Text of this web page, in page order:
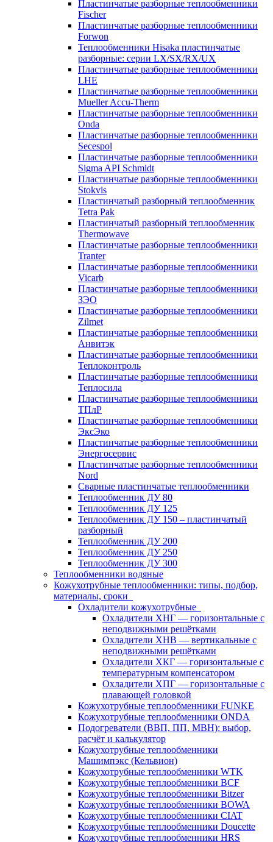
Пластинчатые разборные теплообменники
Fischer
Пластинчатые разборные теплообменники
Forwon
Теплообменники Hisaka пластинчатые
разборные: серии LX/SX/RX/UX
Пластинчатые разборные теплообменники
LHE
Пластинчатые разборные теплообменники
Mueller Accu-Therm
Пластинчатые разборные теплообменники
Onda
Пластинчатые разборные теплообменники
Secespol
Пластинчатые разборные теплообменники
Sigma API Schmidt
Пластинчатые разборные теплообменники
Stokvis
Пластинчатый разборный теплообменник
Tetra Pak
Пластинчатый разборный теплообменник
Thermowave
Пластинчатые разборные теплообменники
Tranter
Пластинчатые разборные теплообменники
Vicarb
Пластинчатые разборные теплообменники
ЗЭО
Пластинчатые разборные теплообменники
Zilmet
Пластинчатые разборные теплообменники
Анвитэк
Пластинчатые разборные теплообменники
Теплоконтроль
Пластинчатые разборные теплообменники
Теплосила
Пластинчатые разборные теплообменники
ТПлР
Пластинчатые разборные теплообменники
ЭксЭко
Пластинчатые разборные теплообменники
Энергосервис
Пластинчатые разборные теплообменники
Nord
Сварные пластинчатые теплообменники
Теплообменник ДУ 80
Теплообменник ДУ 125
Теплообменник ДУ 150 – пластинчатый
разборный
Теплообменник ДУ 200
Теплообменник ДУ 250
Теплообменник ДУ 300
Теплообменники водяные
Кожухотрубные теплообменники: типы, подбор,
материалы, сроки
Охладители кожухотрубные
Охладители ХНГ — горизонтальные с
неподвижными решётками
Охладители ХНВ — вертикальные с
неподвижными решётками
Охладители ХКГ — горизонтальные с
температурным компенсатором
Охладители ХПГ — горизонтальные с
плавающей головкой
Кожухотрубные теплообменники FUNKE
Кожухотрубные теплообменники ONDA
Подогреватели (ВВП, ПП, МВН): выбор,
расчёт и калькулятор
Кожухотрубные теплообменники
Машимпэкс (Кельвион)
Кожухотрубные теплообменники WTK
Кожухотрубные теплообменники BCF
Кожухотрубные теплообменники Bitzer
Кожухотрубные теплообменники BOWA
Кожухотрубные теплообменники CIAT
Кожухотрубные теплообменники Doucette
Кожухотрубные теплообменники HRS